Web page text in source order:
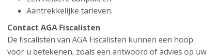
Aantrekkelijke tarieven.
Contact AGA Fiscalisten
De fiscalisten van AGA Fiscalisten kunnen een hoop
voor u betekenen, zoals een antwoord of advies op uw